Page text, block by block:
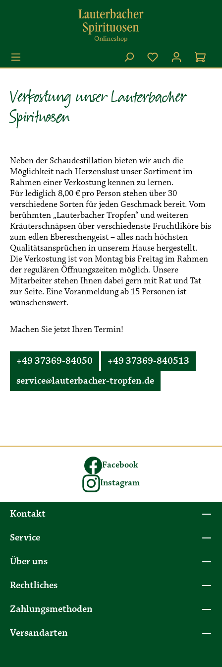
Zum Hauptinhalt springen
Du hast 0
Verkostung unser Lauterbacher
Spirituosen
Neben der Schaudestillation bieten wir auch die
Möglichkeit nach Herzenslust unser Sortiment im
Rahmen einer Verkostung kennen zu lernen.
Für lediglich 8,00 € pro Person stehen über 30
verschiedene Sorten für jeden Geschmack bereit. Vom
berühmten „Lauterbacher Tropfen“ und weiteren
Kräuterschnäpsen über verschiedenste Fruchtliköre bis
zum edlen Ebereschengeist – alles nach höchsten
Qualitätsansprüchen in unserem Hause hergestellt.
Die Verkostung ist von Montag bis Freitag im Rahmen
der regulären Öffnungszeiten möglich. Unsere
Mitarbeiter stehen Ihnen dabei gern mit Rat und Tat
zur Seite. Eine Voranmeldung ab 15 Personen ist
wünschenswert.
Machen Sie jetzt Ihren Termin!
+49 37369-84050
+49 37369-840513
service@lauterbacher-tropfen.de
Facebook
Instagram
Kontakt
Service
Über uns
Rechtliches
Zahlungsmethoden
Versandarten